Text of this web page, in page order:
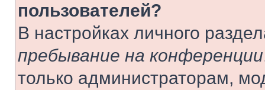
пользователей?
В настройках личного
пребывание на конференции
только администраторам,